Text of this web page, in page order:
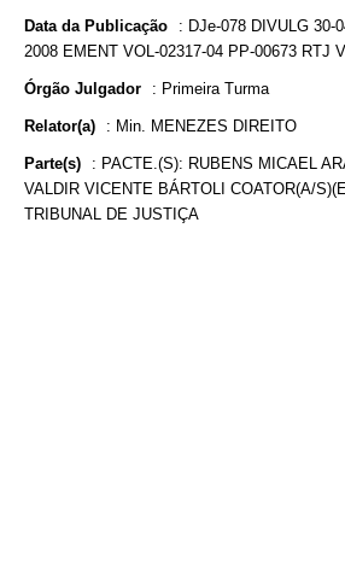
Data da Publicação : DJe-078 DIVULG 30-
2008 EMENT VOL-02317-04 PP-00673 RTJ
Órgão Julgador : Primeira Turma
Relator(a) : Min. MENEZES DIREITO
Parte(s) : PACTE.(S): RUBENS MICAEL
VALDIR VICENTE BÁRTOLI COATOR(A/
TRIBUNAL DE JUSTIÇA